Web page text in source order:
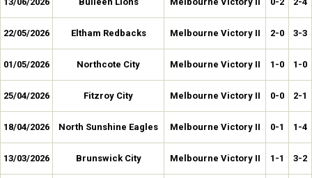
22/05/2026 Eltham Redbacks Melbourne Victory II 2-0 3-3
01/05/2026 Northcote City Melbourne Victory II 1-0 1-0
25/04/2026 Fitzroy City Melbourne Victory II 0-0 2-1
18/04/2026 North Sunshine Eagles Melbourne Victory II 0-1 1-4
13/03/2026 Brunswick City Melbourne Victory II 1-1 3-2